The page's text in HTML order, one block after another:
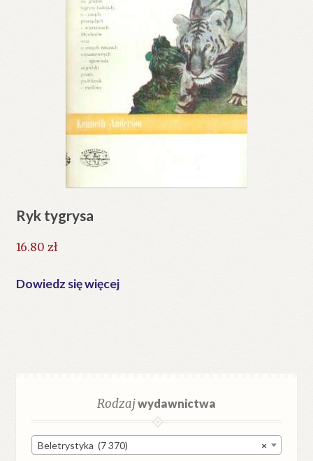
Ryk tygrysa
16.80 zł
Dowiedz się więcej
Rodzajwydawnictwa
×
Beletrystyka (7 370)